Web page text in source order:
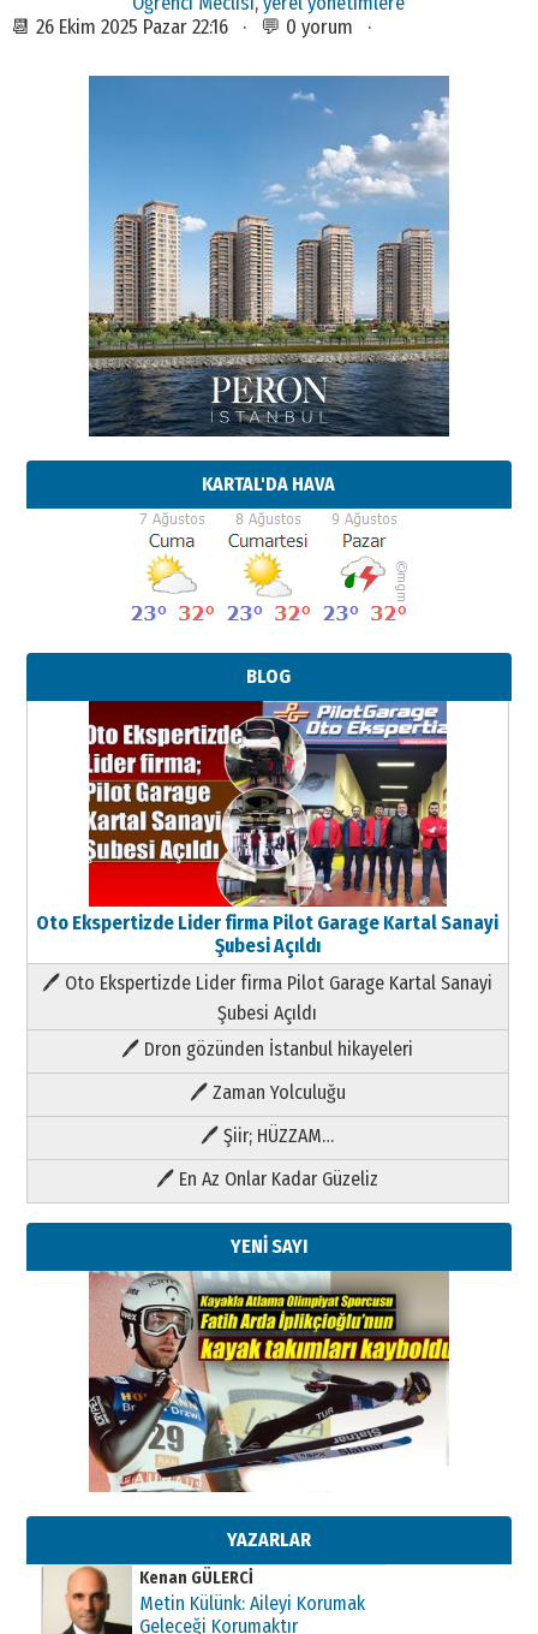
📆 26 Ekim 2025 Pazar 22:16 · 💬 0 yorum ·
KARTAL'DA HAVA
BLOG
Oto Ekspertizde Lider firma Pilot Garage Kartal Sanayi
Şubesi Açıldı
🖊 Oto Ekspertizde Lider firma Pilot Garage Kartal Sanayi
Şubesi Açıldı
🖊 Dron gözünden İstanbul hikayeleri
🖊 Zaman Yolculuğu
🖊 Şiir; HÜZZAM…
🖊 En Az Onlar Kadar Güzeliz
YENİ SAYI
YAZARLAR
Kenan GÜLERCİ
Metin Külünk: Aileyi Korumak
Kenan GÜLERCİ
Metin Külünk: Aileyi Korumak
Geleceği Korumaktır